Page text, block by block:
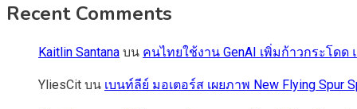
Recent Comments
Kaitlin Santana บน คนไทยใช้งาน GenAI เพิ่มก้าวกระโด
YliesCit บน เบนท์ลีย์ มอเตอร์ส เผยภาพ New Flying